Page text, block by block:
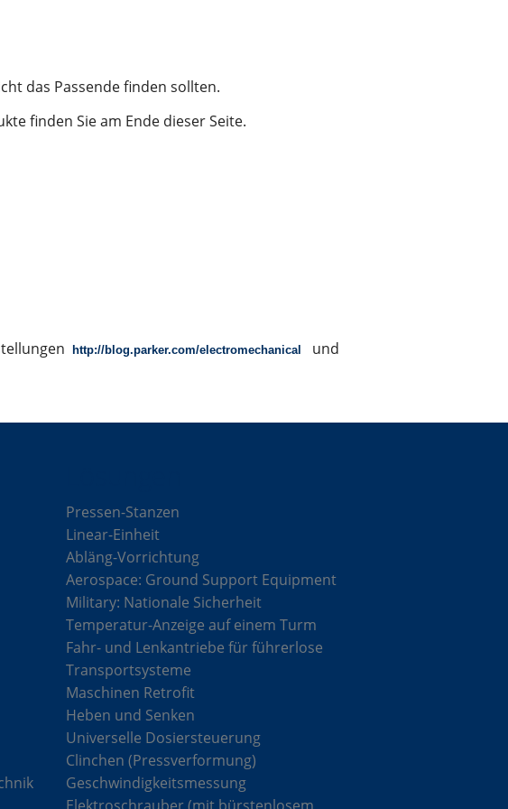
das Passende finden sollten.
finden Sie am Ende dieser Seite.
http://blog.parker.com/electromechanical
und
Pressen-Stanzen
Linear-Einheit
Abläng-Vorrichtung
Aerospace: Ground Support Equipment
Military: Nationale Sicherheit
Temperatur-Anzeige auf einem Turm
Fahr- und Lenkantriebe für führerlose
Transportsysteme
Maschinen Retrofit
Heben und Senken
Universelle Dosiersteuerung
Clinchen (Pressverformung)
Geschwindigkeitsmessung